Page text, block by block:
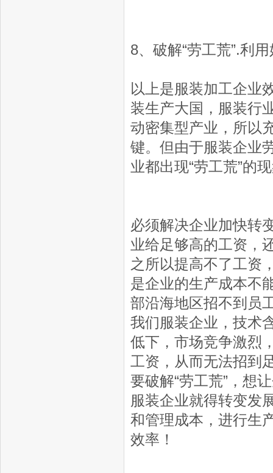
8、破解“劳工荒”.利
以上是服装加工企业
装生产大国，服装行
动密集型产业，所以
键。但由于服装企业
业都出现“劳工荒”的
必须解决企业加快转
业给足够高的工资，
之所以提高不了工资
是企业的生产成本不
部沿海地区招不到员
我们服装企业，技术
低下，市场竞争激烈
工资，从而无法招到
要破解“劳工荒”，想
服装企业就得转变发
和管理成本，进行生
效率！